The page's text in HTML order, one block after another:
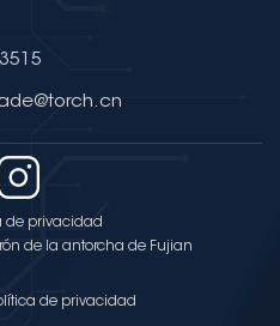
de privacidad
de la antorcha de Fujian
de privacidad